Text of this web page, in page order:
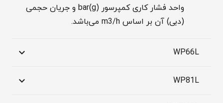
واحد فشار کاری کمپرسور bar(g) و جریان حجمی
(دبی) آن بر اساس m3/h می‌باشد.
WP66L
WP81L